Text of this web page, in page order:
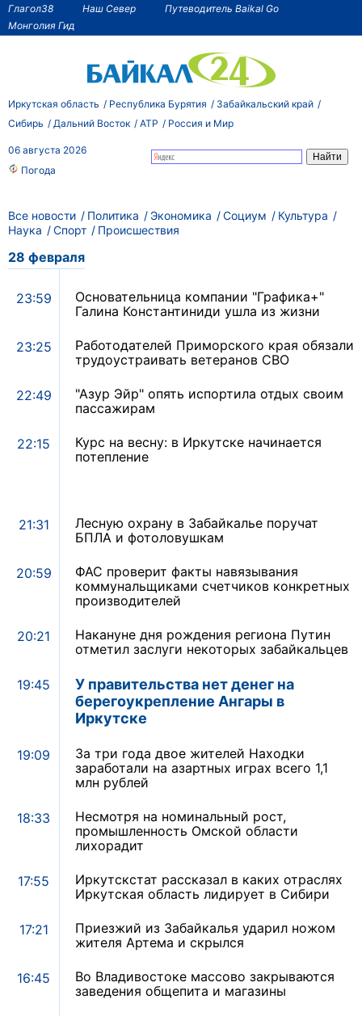
Глагол38 Наш Север
Путеводитель Baikal Go
Монголия Гид
Иркутская область Республика Бурятия
Забайкальский край
Сибирь
Дальний Восток АТР Россия и Мир
06 августа 2026
Погода
Все новости Политика Экономика Социум
Культура
Наука
Спорт Происшествия
28 февраля
23:59
Основательница компании "Графика+"
Галина Константиниди ушла из жизни
23:25
Работодателей Приморского края обязали
трудоустраивать ветеранов СВО
22:49
"Азур Эйр" опять испортила отдых своим
пассажирам
22:15
Курс на весну: в Иркутске начинается
потепление
21:31
Лесную охрану в Забайкалье поручат
БПЛА и фотоловушкам
20:59
ФАС проверит факты навязывания
коммунальщиками счетчиков конкретных
производителей
20:21
Накануне дня рождения региона Путин
отметил заслуги некоторых забайкальцев
19:45
У правительства нет денег на
берегоукрепление Ангары в
Иркутске
19:09
За три года двое жителей Находки
заработали на азартных играх всего 1,1
млн рублей
18:33
Несмотря на номинальный рост,
промышленность Омской области
лихорадит
17:55
Иркутскстат рассказал в каких отраслях
Иркутская область лидирует в Сибири
17:21
Приезжий из Забайкалья ударил ножом
жителя Артема и скрылся
16:45
Во Владивостоке массово закрываются
заведения общепита и магазины